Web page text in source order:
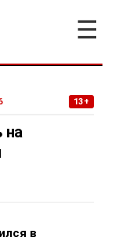
☰
13+
на
в